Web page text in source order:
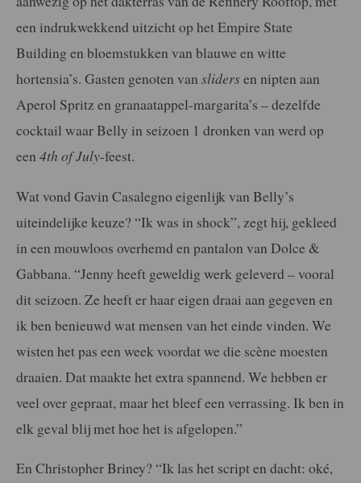
een indrukwekkend uitzicht op het Empire State
Building en bloemstukken van blauwe en witte
hortensia’s. Gasten genoten van slidersen nipten aan
Aperol Spritz en granaatappel-margarita’s – dezelfde
cocktail waar Belly in seizoen 1 dronken van werd op
een 4th of July-feest.
Wat vond Gavin Casalegno eigenlijk van Belly’s
uiteindelijke keuze? “Ik was in shock”, zegt hij, gekleed
in een mouwloos overhemd en pantalon van Dolce &
Gabbana. “Jenny heeft geweldig werk geleverd – vooral
dit seizoen. Ze heeft er haar eigen draai aan gegeven en
ik ben benieuwd wat mensen van het einde vinden. We
wisten het pas een week voordat we die scène moesten
draaien. Dat maakte het extra spannend. We hebben er
veel over gepraat, maar het bleef een verrassing. Ik ben in
elk geval blij met hoe het is afgelopen.”
En Christopher Briney? “Ik las het script en dacht: oké,